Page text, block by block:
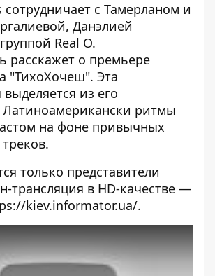
с Тамерланом и
Данэлией
Real O.
расскажет о премьере
"ТихоХочеш". Эта
из его
Латиноамерикански ритмы
на фоне привычных
только представители
трансляция в HD-качестве —
kiev.informator.ua/.